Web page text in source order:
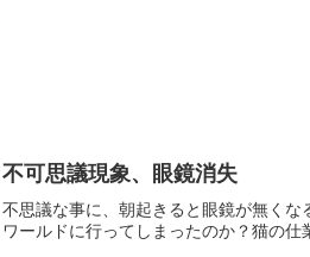
不可思議現象、眼鏡消失
不思議な事に、朝起きると眼鏡が無くな
ワールドに行ってしまったのか？猫の仕